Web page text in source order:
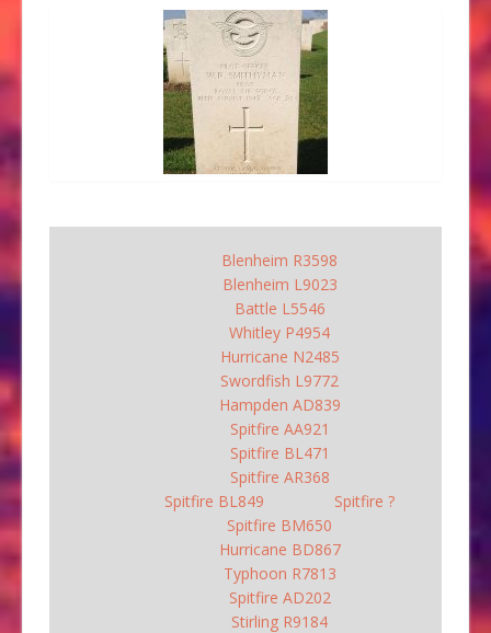
Blenheim R3598
Blenheim L9023
Battle L5546
Whitley P4954
Hurricane N2485
Swordfish L9772
Hampden AD839
Spitfire AA921
Spitfire BL471
Spitfire AR368
Spitfire BL849
Spitfire ?
Spitfire BM650
Hurricane BD867
Typhoon R7813
Spitfire AD202
Stirling R9184